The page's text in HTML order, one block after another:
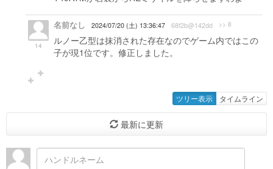
14
名前なし 2024/07/20 (土) 13:36:47 68f2b@142dd >> 8
ルノー乙型は抹消された存在なのでゲーム内ではこの
子が現1位です。修正しました。
ツリー表示 タイムライン
最新に更新